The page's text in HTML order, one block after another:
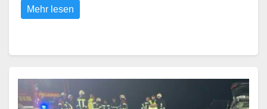
Mehr lesen